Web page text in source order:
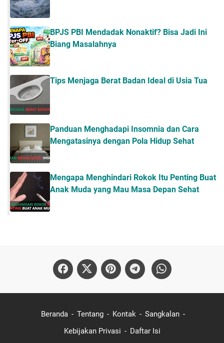
BPJS PBI Mendadak Nonaktif? Bisa Jadi Ini
Biang Masalahnya
Tips Menjaga Berat Badan Ideal di Usia Tua
Panduan Menghadapi Insomnia dan Cara
Mengatasinya dengan Pola Hidup Sehat
Mengapa Menghindari Rokok Itu Penting Buat
Anak Muda yang Mau Masa Depan Sehat
Beranda Tentang Kontak
Sangkalan
Kebijakan Privasi
Daftar Isi